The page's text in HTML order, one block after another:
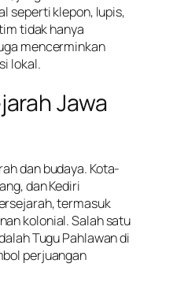
seperti klepon, lupis,
tidak hanya
mencerminkan
lokal.
Jawa
dan budaya. Kota-
dan Kediri
termasuk
kolonial. Salah satu
Tugu Pahlawan di
perjuangan